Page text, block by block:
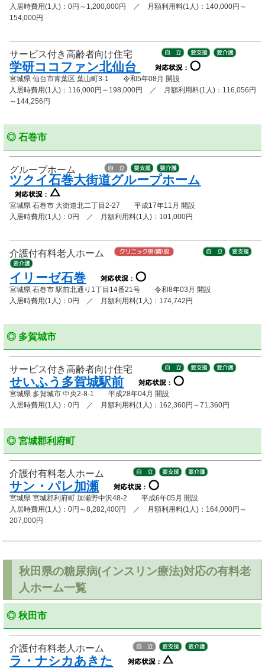
入居時費用(1人)：0円～1,200,000円 ／ 月額利用料(1人)：140,000円～
154,000円
サービス付き高齢者向け住宅
学研ココファン北仙台
宮城県 仙台市青葉区 葉山町3-1 令和5年08月 開設
入居時費用(1人)：116,000円～198,000円 ／ 月額利用料(1人)：116,056円
～144,256円
◎ 石巻市
グループホーム
ツクイ石巻大街道グループホーム
宮城県 石巻市 大街道北二丁目2-27 平成17年11月 開設
入居時費用(1人)：0円 ／ 月額利用料(1人)：101,000円
介護付有料老人ホーム
イリーゼ石巻
宮城県 石巻市 駅前北通り1丁目14番21号 令和8年03月 開設
入居時費用(1人)：0円 ／ 月額利用料(1人)：174,742円
◎ 多賀城市
サービス付き高齢者向け住宅
せいふう多賀城駅前
宮城県 多賀城市 中央2-8-1 平成28年04月 開設
入居時費用(1人)：0円 ／ 月額利用料(1人)：162,360円～71,360円
◎ 宮城郡利府町
介護付有料老人ホーム
サン・パレ加瀬
宮城県 宮城郡利府町 加瀬野中沢48-2 平成6年05月 開設
入居時費用(1人)：0円～8,282,400円 ／ 月額利用料(1人)：164,000円～
207,000円
秋田県の糖尿病(インスリン療法)対応の有料老
人ホーム一覧
◎ 秋田市
介護付有料老人ホーム
ラ・ナシカあきた